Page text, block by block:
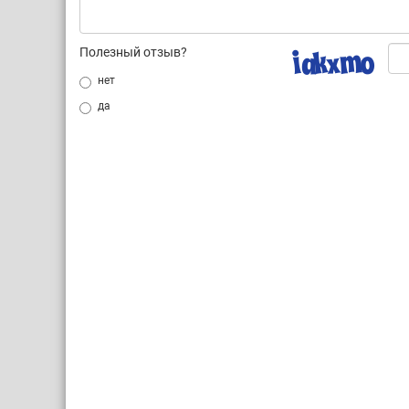
Полезный отзыв?
нет
да